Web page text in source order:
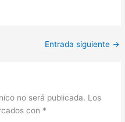
Entrada siguiente →
no será publicada. Los
con *